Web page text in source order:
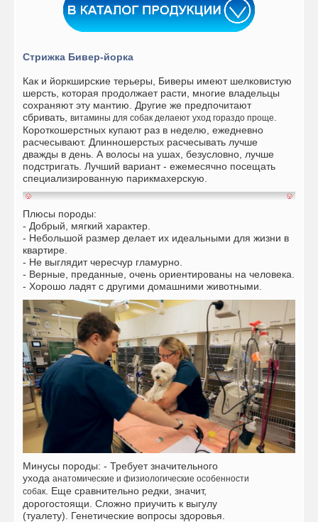
Стрижка Бивер-йорка
Как и йоркширские терьеры, Биверы имеют шелковистую
шерсть, которая продолжает расти, многие владельцы
сохраняют эту мантию. Другие же предпочитают
сбривать, витамины для собак делаеют уход гораздо проще.
Короткошерстных купают раз в неделю, ежедневно
расчесывают. Длинношерстых расчесывать лучше
дважды в день. А волосы на ушах, безусловно, лучше
подстригать. Лучший вариант - ежемесячно посещать
специализированную парикмахерскую.
Плюсы породы:
- Добрый, мягкий характер.
- Небольшой размер делает их идеальными для жизни в
квартире.
- Не выглядит чересчур гламурно.
- Верные, преданные, очень ориентированы на человека.
- Хорошо ладят с другими домашними животными.
Минусы породы: - Требует значительного
ухода анатомические и физиологические особенности
собак
Еще сравнительно редки, значит,
дорогостоящи. Сложно приучить к выгулу
(туалету). Генетические вопросы здоровья.